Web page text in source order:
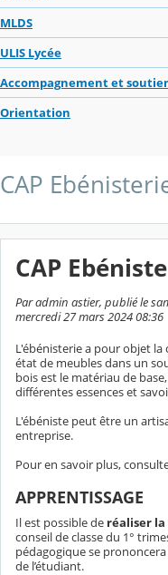
MLDS
ULIS Lycée
Accompagnement et
Orientation
CAP
CAP
Par admin astier, publié le
mercredi 27 mars 2024 08:36
L'ébénisterie a pour objet
état de meubles dans un
bois est le matériau de
différentes essences et
L'ébéniste peut être un
entreprise.
Pour en savoir plus,
APPRENTISSAGE
Il est possible de réaliser
conseil de classe du 1°
pédagogique se
de l’étudiant.